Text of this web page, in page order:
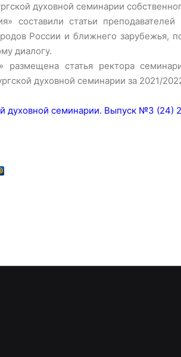
духовной семинарии
составили статьи
России и ближнего зарубежья,
диалогу.
размещена статья ректора
духовной семинарии за 2021/
духовной семинарии. Выпуск №3 (24)